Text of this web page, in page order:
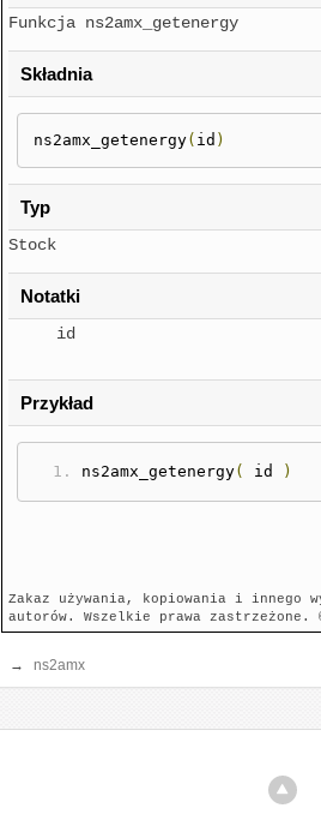
Funkcja ns2amx_getenergy
Składnia
ns2amx_getenergy( id )
Typ
Stock
Notatki
id
Przykład
ns2amx_getenergy( id )
Zakaz używania, kopiowania i innego
autorów. Wszelkie prawa zastrzeżone.
→ ns2amx